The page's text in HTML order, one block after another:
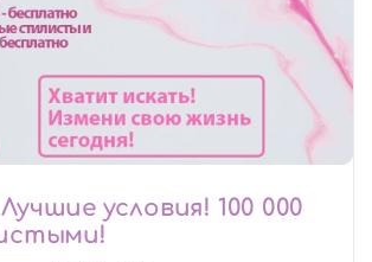
условия! 100 000